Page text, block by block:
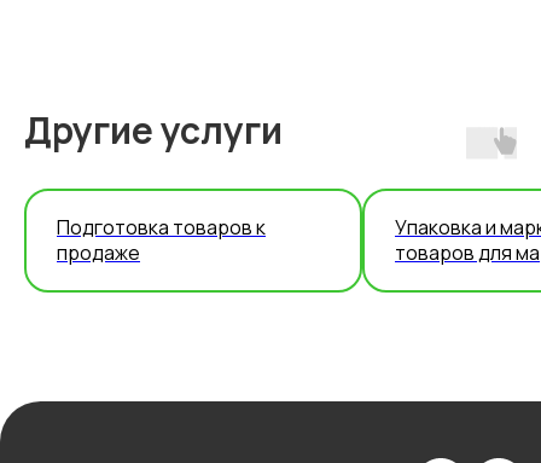
Другие услуги
Подготовка товаров к
продаже
Упаковка и
товаров для